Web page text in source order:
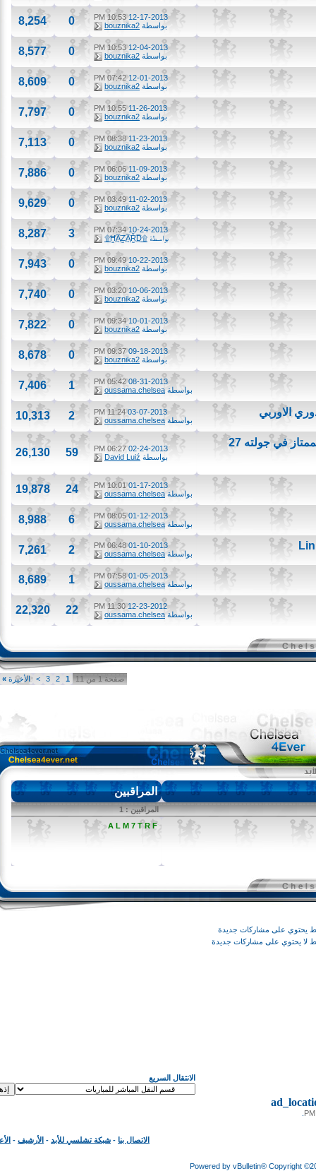
12-17-2013
10:53 PM
بواسطةbouznika2
0
8,254
12-04-2013
10:53 PM
بواسطةbouznika2
0
8,577
12-01-2013
07:42 PM
بواسطةbouznika2
0
8,609
11-26-2013
10:55 PM
بواسطةbouznika2
0
7,797
11-23-2013
08:38 PM
بواسطةbouznika2
0
7,113
11-09-2013
06:06 PM
بواسطةbouznika2
0
7,886
11-02-2013
03:49 PM
بواسطةbouznika2
0
9,629
10-24-2013
07:34 PM
بواسطة۩Ħ̫͢͡AZ̫͢͡AŘ̫͢͡D۩ 3
8,287
10-22-2013
09:49 PM
بواسطةbouznika2
0
7,943
10-06-2013
03:20 PM
بواسطةbouznika2
0
7,740
10-01-2013
09:34 PM
بواسطةbouznika2
0
7,822
09-18-2013
09:37 PM
بواسطةbouznika2
0
8,678
08-31-2013
05:42 PM
بواسطةoussama.chelsea
1
7,406
03-07-2013
11:24 PM
بواسطةoussama.chelsea
2
10,313
في جولته 27 02-24-2013
06:27 PM
بواسطةDavid Luiź
26,130
01-17-2013
10:01 PM
بواسطةoussama.chelsea
24
19,878
01-12-2013
08:05 PM
بواسطةoussama.chelsea
6
8,988
01-10-2013
06:48 PM
بواسطةoussama.chelsea
2
7,261
01-05-2013
07:58 PM
بواسطةoussama.chelsea
1
8,689
12-23-2012
11:30 PM
بواسطةoussama.chelsea
22
22,320
صفحة 1 من 11 1
2 الأخيرة»
المراقبين
المراقبين : 1
A L M 7 T R F
على مشاركات جديدة
على مشاركات جديدة
الانتقال السريع
الاتصال بنا- شبكة تشلسي للأبد -الأرشيف-الأعلى
Powered by vBulletin®